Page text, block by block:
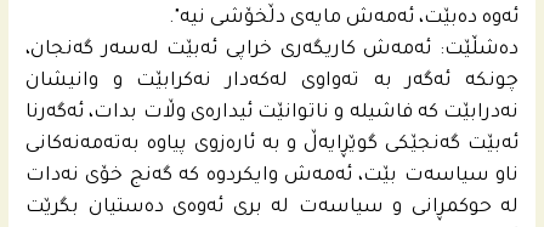
ئەوە دەبێت، ئەمەش مایەی دڵخۆشی نیە".
دەشڵێت: ئەمەش کاریگەری خراپی ئەبێت لەسەر گەنجان،
چونکە ئەگەر به‌ ته‌واوى لەکەدار نەکرابێت و وانیشان
نەدرابێت کە فاشیلە و ناتوانێت ئیدارەی وڵات بدات، ئەگەرنا
ئەبێت گەنجێکی گوێڕایەڵ و بە ئارەزوی پیاوە بەتەمەنەکانی
ناو سیاسەت بێت، ئەمەش وایکردوە کە گەنج خۆی نەدات
لە حوکمڕانی و سیاسەت لە بری ئەوەی دەستیان بگرێت